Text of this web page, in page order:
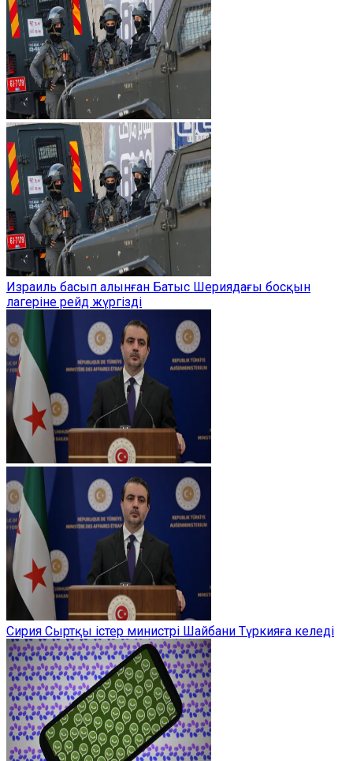
Израиль басып алынған Батыс Шериядағы босқын
лагеріне рейд жүргізді
Сирия Сыртқы істер министрі Шайбани Түркияға келеді